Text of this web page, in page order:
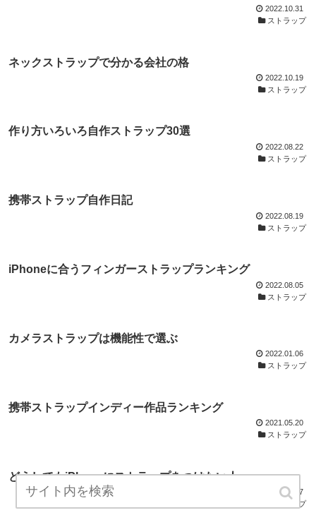
2022.10.31
ストラップ
ネックストラップで分かる会社の格
2022.10.19
ストラップ
作り方いろいろ自作ストラップ30選
2022.08.22
ストラップ
携帯ストラップ自作日記
2022.08.19
ストラップ
iPhoneに合うフィンガーストラップランキング
2022.08.05
ストラップ
カメラストラップは機能性で選ぶ
2022.01.06
ストラップ
携帯ストラップインディー作品ランキング
2021.05.20
ストラップ
どうしてもiPhoneにストラップをつけたい人へ
2020.07.27
ストラップ